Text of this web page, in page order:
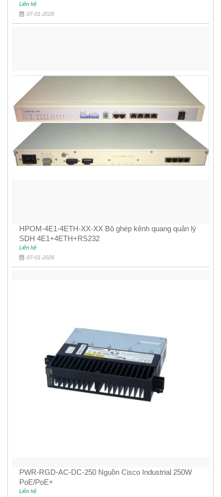
Liên hệ
07-01-2026
HPOM-4E1-4ETH-XX-XX Bộ ghép kênh quang quản lý
SDH 4E1+4ETH+RS232
Liên hệ
07-01-2026
PWR-RGD-AC-DC-250 Nguồn Cisco Industrial 250W
PoE/PoE+
Liên hệ